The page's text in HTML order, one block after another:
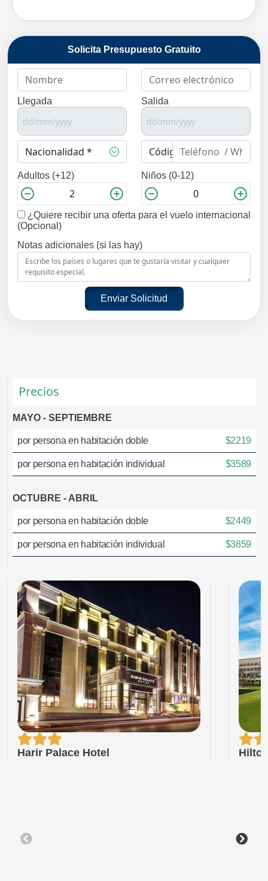
Solicita Presupuesto Gratuito
Llegada Salida
Adultos (+12) Niños (0-12)
¿Quiere recibir una oferta para el vuelo internacional
(Opcional)
Notas adicionales (si las hay)
Enviar Solicitud
Precios
MAYO - SEPTIEMBRE
por persona en habitación doble $2219
por persona en habitación individual $3589
OCTUBRE - ABRIL
por persona en habitación doble $2449
por persona en habitación individual $3859
Harir Palace Hotel